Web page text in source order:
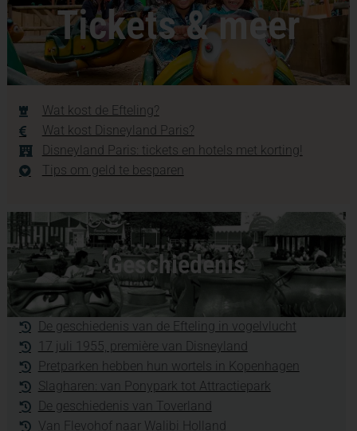
Tickets & meer
Wat kost de Efteling?
Wat kost Disneyland Paris?
Disneyland Paris: tickets en hotels met korting!
Tips om geld te besparen
Geschiedenis
De geschiedenis van de Efteling in vogelvlucht
17 juli 1955, première van Disneyland
Pretparken hebben hun wortels in Kopenhagen
Slagharen: van Ponypark tot Attractiepark
De geschiedenis van Toverland
Van Flevohof naar Walibi Holland